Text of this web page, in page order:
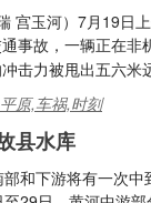
宫玉河）7月19日
事故，一辆正在
击力被甩出五六米
原,车祸,时刻
县水库
和下游将有一次